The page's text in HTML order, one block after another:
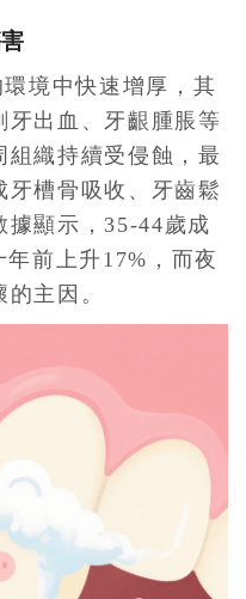
害
境中快速增厚，其
牙出血、牙齦腫脹等
織持續受侵蝕，最
槽骨吸收、牙齒鬆
據顯示，35-44歲成
前上升17%，而夜
主因。